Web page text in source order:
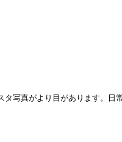
タ写真がより目があります。日